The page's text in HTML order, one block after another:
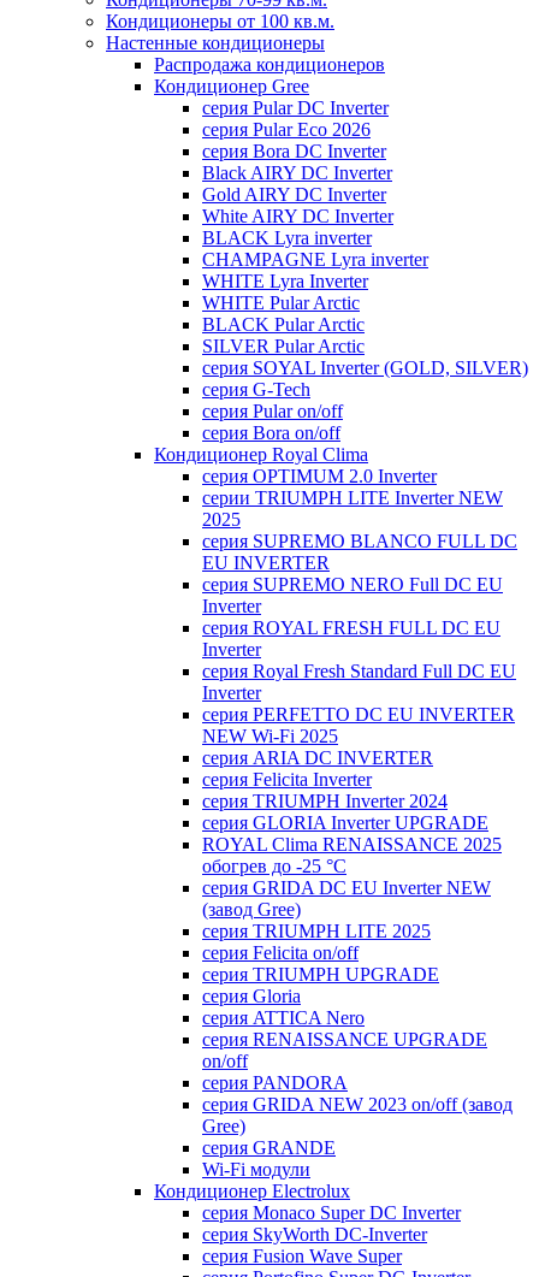
Кондиционеры от 100 кв.м.
Настенные кондиционеры
Распродажа кондиционеров
Кондиционер Gree
серия Pular DC Inverter
серия Pular Eco 2026
серия Bora DC Inverter
Black AIRY DC Inverter
Gold AIRY DC Inverter
White AIRY DC Inverter
BLACK Lyra inverter
CHAMPAGNE Lyra inverter
WHITE Lyra Inverter
WHITE Pular Arctic
BLACK Pular Arctic
SILVER Pular Arctic
серия SOYAL Inverter (GOLD, SILVER)
серия G-Tech
серия Pular on/off
серия Bora on/off
Кондиционер Royal Clima
серия OPTIMUM 2.0 Inverter
серии TRIUMPH LITE Inverter NEW
2025
серия SUPREMO BLANCO FULL DC
EU INVERTER
серия SUPREMO NERO Full DC EU
Inverter
серия ROYAL FRESH FULL DC EU
Inverter
серия Royal Fresh Standard Full DC EU
Inverter
серия PERFETTO DC EU INVERTER
NEW Wi-Fi 2025
серия ARIA DC INVERTER
серия Felicita Inverter
серия TRIUMPH Inverter 2024
серия GLORIA Inverter UPGRADE
ROYAL Clima RENAISSANCE 2025
обогрев до -25 °С
серия GRIDA DC EU Inverter NEW
(завод Gree)
серия TRIUMPH LITE 2025
серия Felicita on/off
серия TRIUMPH UPGRADE
серия Gloria
серия ATTICA Nero
серия RENAISSANCE UPGRADE
on/off
серия PANDORA
серия GRIDA NEW 2023 on/off (завод
Gree)
серия GRANDE
Wi-Fi модули
Кондиционер Electrolux
серия Monaco Super DC Inverter
серия SkyWorth DC-Inverter
серия Fusion Wave Super